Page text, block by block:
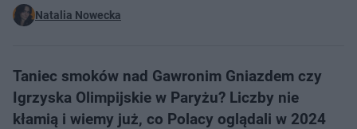
Natalia Nowecka
Taniec smoków nad Gawronim Gniazdem czy
Igrzyska Olimpijskie w Paryżu? Liczby nie
kłamią i wiemy już, co Polacy oglądali w 2024